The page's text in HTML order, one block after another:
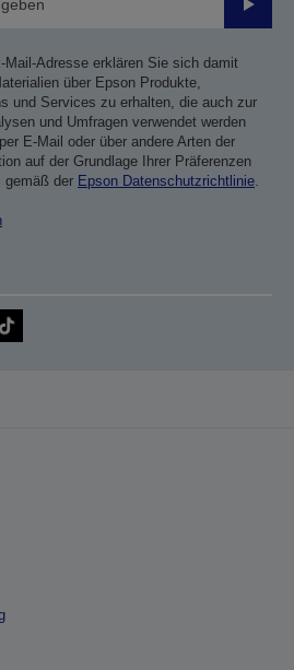
Mail-Adresse erklären Sie sich damit
über Epson Produkte,
und Services zu erhalten, die auch zur
und Umfragen verwendet werden
E-Mail oder über andere Arten der
auf der Grundlage Ihrer Präferenzen
gemäß der Epson Datenschutzrichtlinie